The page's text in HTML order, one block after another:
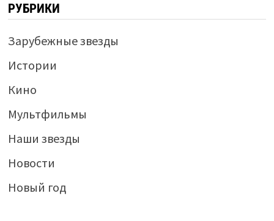
РУБРИКИ
Зарубежные звезды
Истории
Кино
Мультфильмы
Наши звезды
Новости
Новый год